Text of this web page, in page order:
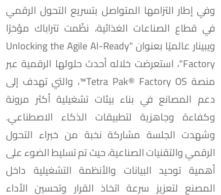
وفي إطار التزامها المتواصل بتسريع التحول الرقمي
في قطاع الصناعات الغذائية، نظّمت تتراباك مؤخرًا
ويبينار عالميًا بعنوان "Unlocking the Agile AI-Ready
Factory"، استعرضت خلاله أحدث حلولها الرقمية عبر
منصة Tetra Pak®️ Factory OS™️، والتي تهدف إلى
دعم المصانع في بناء بيئات تشغيلية أكثر مرونة
وكفاءة وجاهزية لتطبيقات الذكاء الاصطناعي.
وشهدت الجلسة مشاركة نخبة من خبراء التحول
الرقمي والتقنيات الصناعية، حيث تم تسليط الضوء على
أهمية توحيد البيانات والأنظمة التشغيلية داخل
المصنع لتعزيز سرعة اتخاذ القرار وتحسين الأداء